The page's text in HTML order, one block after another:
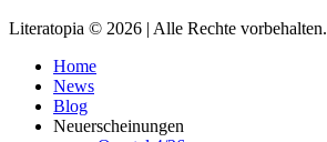
Literatopia © 2026 | Alle Rechte vorbehalten.
Home
News
Blog
Neuerscheinungen